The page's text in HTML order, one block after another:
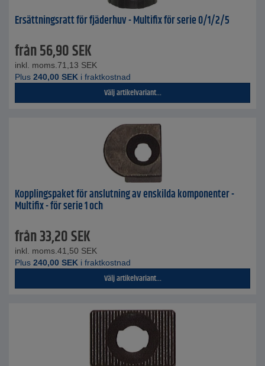
Ersättningsratt för fjäderhuv - Multifix för serie 0/1/2/5
från56,90SEK
inkl. moms. 71,13 SEK
Plus 240,00 SEK i fraktkostnad
Välj artikelvariant...
Kopplingspaket för anslutning av enskilda komponenter -
Multifix - för serie 1 och
från33,20SEK
inkl. moms. 41,50 SEK
Plus 240,00 SEK i fraktkostnad
Välj artikelvariant...